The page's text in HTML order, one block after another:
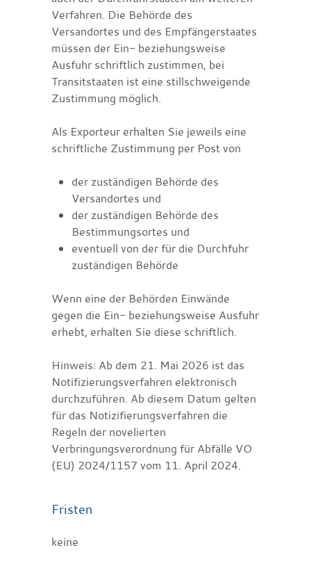
Verfahren. Die Behörde des
Versandortes und des Empfängerstaates
müssen der Ein- beziehungsweise
Ausfuhr schriftlich zustimmen, bei
Transitstaaten ist eine stillschweigende
Zustimmung möglich.
Als Exporteur erhalten Sie jeweils eine
schriftliche Zustimmung per Post von
der zuständigen Behörde des
Versandortes und
der zuständigen Behörde des
Bestimmungsortes und
eventuell von der für die Durchfuhr
zuständigen Behörde
Wenn eine der Behörden Einwände
gegen die Ein- beziehungsweise Ausfuhr
erhebt, erhalten Sie diese schriftlich.
Hinweis: Ab dem 21. Mai 2026 ist das
Notifizierungsverfahren elektronisch
durchzuführen. Ab diesem Datum gelten
für das Notizifierungsverfahren die
Regeln der novelierten
Verbringungsverordnung für Abfälle VO
(EU) 2024/1157 vom 11. April 2024.
Fristen
keine